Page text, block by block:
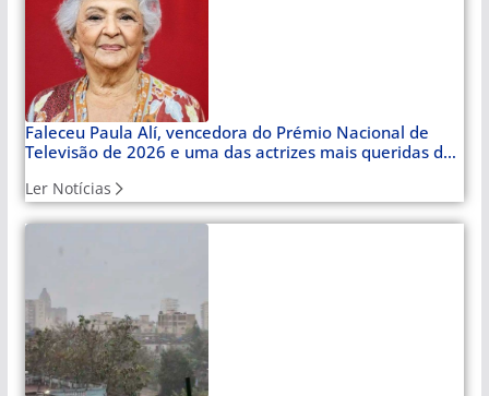
Faleceu Paula Alí, vencedora do Prémio Nacional de
Televisão de 2026 e uma das actrizes mais queridas de
Ler Notícias